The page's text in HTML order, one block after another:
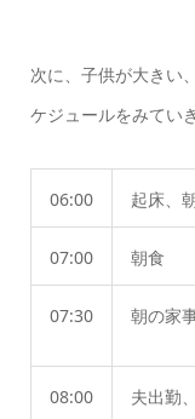
次に、子供が大きい
ケジュールをみてい
06:00 起床、
07:00 朝食
07:30 朝の家
08:00 夫出勤